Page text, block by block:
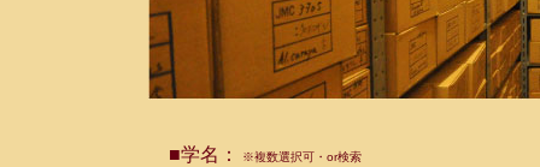
■学名： ※複数選択可・or検索